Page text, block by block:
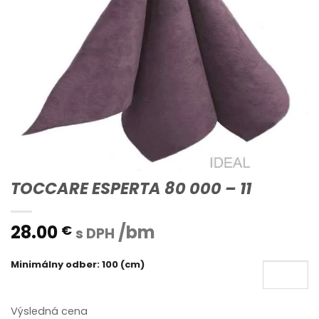
TOCCARE ESPERTA 80 000 – 11
28.00 € s DPH /bm
Minimálny odber: 100 (cm)
Výsledná cena